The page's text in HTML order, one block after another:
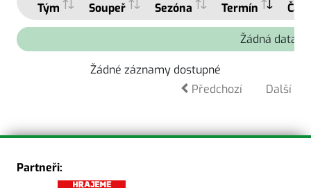
Tým Soupeř Sezóna Termín Čas
Žádná data k
Žádné záznamy dostupné
Předchozí
Další
Partneři: